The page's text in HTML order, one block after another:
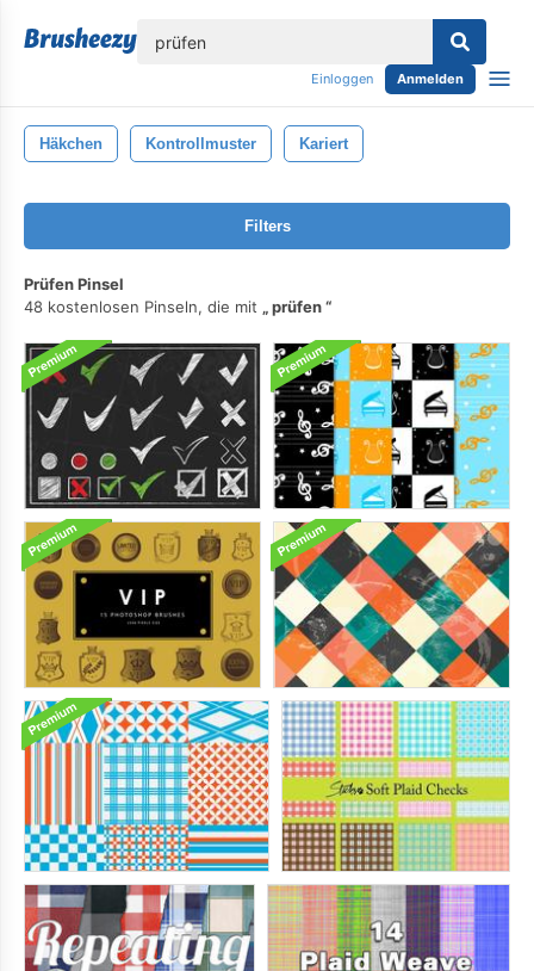
Einloggen Anmelden
Häkchen Kontrollmuster Kariert
Filters
Prüfen Pinsel
48 kostenlosen Pinseln, die mit
prüfen